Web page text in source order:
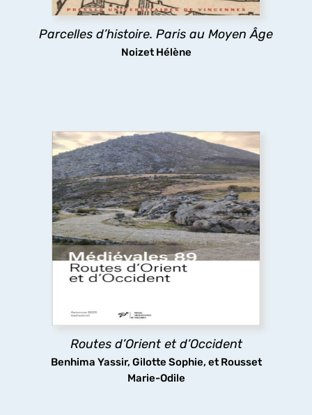
Parcelles d’histoire. Paris au Moyen Âge
Noizet Hélène
parisien.
découvrir
Routes d’Orient et d’Occident
Benhima Yassir, Gilotte Sophie, et Rousset
Marie-Odile
Routes d’Orient et d’Occident
Pèlerins, marchands et autres voyageurs
sillonnent les routes médiévales, y compris dans
des espaces inhospitaliers, ignorant sans doute
que les infrastructures routières qu’ils
découvrir